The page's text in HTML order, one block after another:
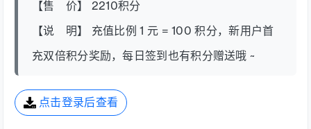
【售 价】 2210积分
【说 明】 充值比例 1 元 = 100 积分，新用户首
充双倍积分奖励，每日签到也有积分赠送哦 ~
点击登录后查看